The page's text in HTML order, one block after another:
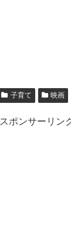
子育て 映画
スポンサーリン